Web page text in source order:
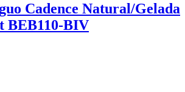
Cadence Natural/Gelada
BEB110-BIV